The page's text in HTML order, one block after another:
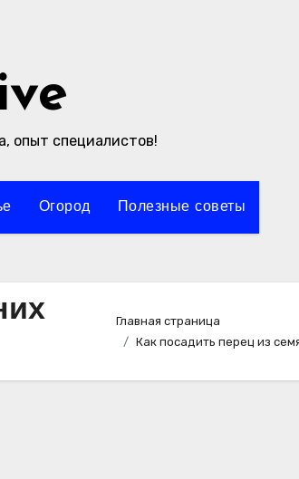
опыт специалистов!
Огород Полезные советы
Главная страница
Как посадить перец из